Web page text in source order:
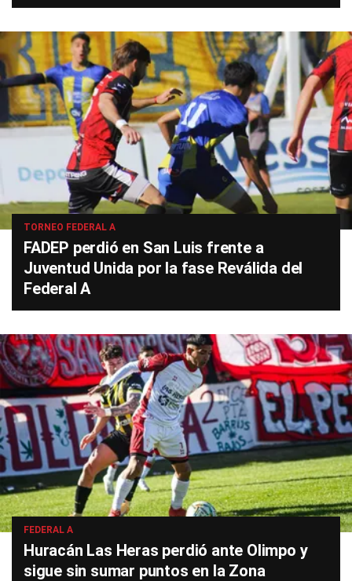
TORNEO FEDERAL A
FADEP perdió en San Luis frente a
Juventud Unida por la fase Reválida del
Federal A
FEDERAL A
Huracán Las Heras perdió ante Olimpo y
sigue sin sumar puntos en la Zona